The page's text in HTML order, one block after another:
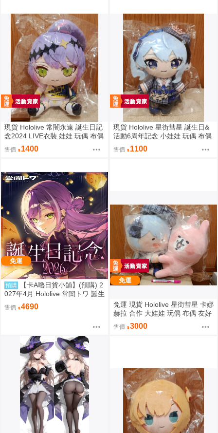
現貨 Hololive 常闇永遠 誕生日記
念2024 LIVE衣裝 娃娃 玩偶 布偶
常闇トワトワ様ぬいぐるみ BYラ
イブ衣装
售價 1400
現貨 Hololive 星街彗星 誕生日&
活動6周年記念 小娃娃 玩偶 布偶
吊飾 星街すいせい おでかけすい
ちゃんぬいぐるみ
售價 1100
免運
預購
【卡A嚕日貨小舖】(預購) 2
027年4月 Hololive 常闇トワ 誕生
日記念2026
售價 4690
免運
免運 現貨 Hololive 星街彗星 卡娜
赫拉 合作 大娃娃 玩偶 布偶 友好
抱抱大娃娃 星街すいせい カナヘ
イの小動物 なかよしハグぬいぐ
售價 3000